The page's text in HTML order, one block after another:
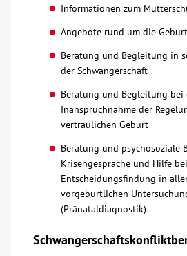
Informationen zum
Angebote rund um die Geburt
Beratung und Begleitung in
der Schwangerschaft
Beratung und Begleitung bei
Inanspruchnahme der
vertraulichen Geburt
Beratung und psychosoziale
Krisengespräche und Hilfe
Entscheidungsfindung in
vorgeburtlichen
(Pränataldiagnostik)